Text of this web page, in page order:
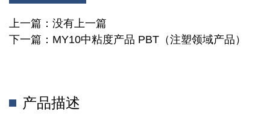
上一篇：没有上一篇
下一篇：MY10中粘度产品 PBT（注塑领域产品）
产品描述